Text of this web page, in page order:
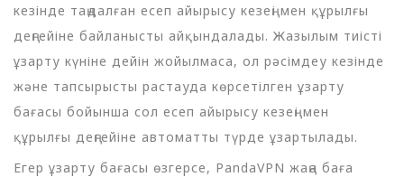
кезінде таңдалған есеп айырысу кезеңі мен құрылғы
деңгейіне байланысты айқындалады. Жазылым тиісті
ұзарту күніне дейін жойылмаса, ол рәсімдеу кезінде
және тапсырысты растауда көрсетілген ұзарту
бағасы бойынша сол есеп айырысу кезеңі мен
құрылғы деңгейіне автоматты түрде ұзартылады.
Егер ұзарту бағасы өзгерсе, PandaVPN жаңа баға